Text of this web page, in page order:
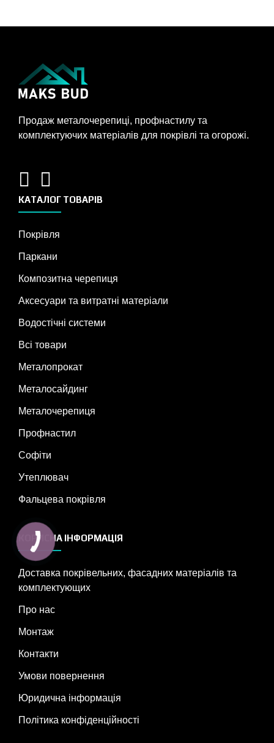
Продаж металочерепиці, профнастилу та
комплектуючих матеріалів для покрівлі та огорожі.
КАТАЛОГ ТОВАРІВ
Покрівля
Паркани
Композитна черепиця
Аксесуари та витратні матеріали
Водостічні системи
Всі товари
Металопрокат
Металосайдинг
Металочерепиця
Профнастил
Софіти
Утеплювач
Фальцева покрівля
КОРИСНА ІНФОРМАЦІЯ
Доставка покрівельних, фасадних матеріалів та
комплектующих
Про нас
Монтаж
Контакти
Умови повернення
Юридична інформація
Політика конфіденційності